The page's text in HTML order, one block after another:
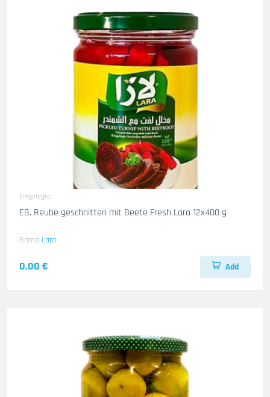
Eingelegte
EG. Reube geschnitten mit Beete Fresh Lara 12x400 g
Brand Lara
0.00 € Add